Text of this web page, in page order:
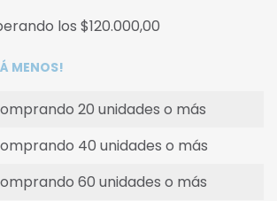
los $120.000,00
MENOS!
20 unidades o más
40 unidades o más
60 unidades o más